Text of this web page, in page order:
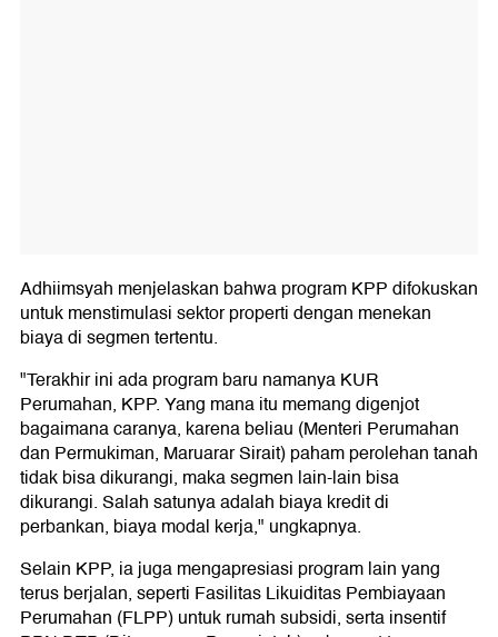
Adhiimsyah menjelaskan bahwa program KPP difokuskan
untuk menstimulasi sektor properti dengan menekan
biaya di segmen tertentu.
"Terakhir ini ada program baru namanya KUR
Perumahan, KPP. Yang mana itu memang digenjot
bagaimana caranya, karena beliau (Menteri Perumahan
dan Permukiman, Maruarar Sirait) paham perolehan tanah
tidak bisa dikurangi, maka segmen lain-lain bisa
dikurangi. Salah satunya adalah biaya kredit di
perbankan, biaya modal kerja," ungkapnya.
Selain KPP, ia juga mengapresiasi program lain yang
terus berjalan, seperti Fasilitas Likuiditas Pembiayaan
Perumahan (FLPP) untuk rumah subsidi, serta insentif